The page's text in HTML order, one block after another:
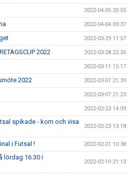
2022-04-05 20:55
2022-04-04 09:37
2022-03-29 11:57
2022 2022-03-28 22:26
2022-03-11 15:17
2022 2022-03-07 21:39
2022-03-07 21:23
2022-02-23 14:09
spikade - kom och visa
2022-02-23 13:18
i Futsal ! 2022-02-21 10:38
lördag 16.30 i
2022-02-10 21:13